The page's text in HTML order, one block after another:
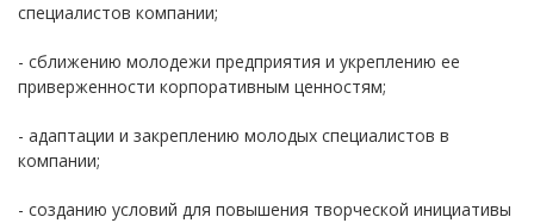
специалистов компании;
- сближению молодежи предприятия и укреплению ее
приверженности корпоративным ценностям;
- адаптации и закреплению молодых специалистов в
компании;
- созданию условий для повышения творческой инициативы